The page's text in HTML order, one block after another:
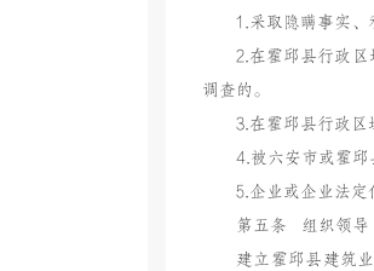
1.采取隐瞒事实、
2.在霍邱县行政
调查的。
3.在霍邱县行政区
4.被六安市或霍邱
5.企业或企业法定
第五条 组织领导
建立霍邱县建筑